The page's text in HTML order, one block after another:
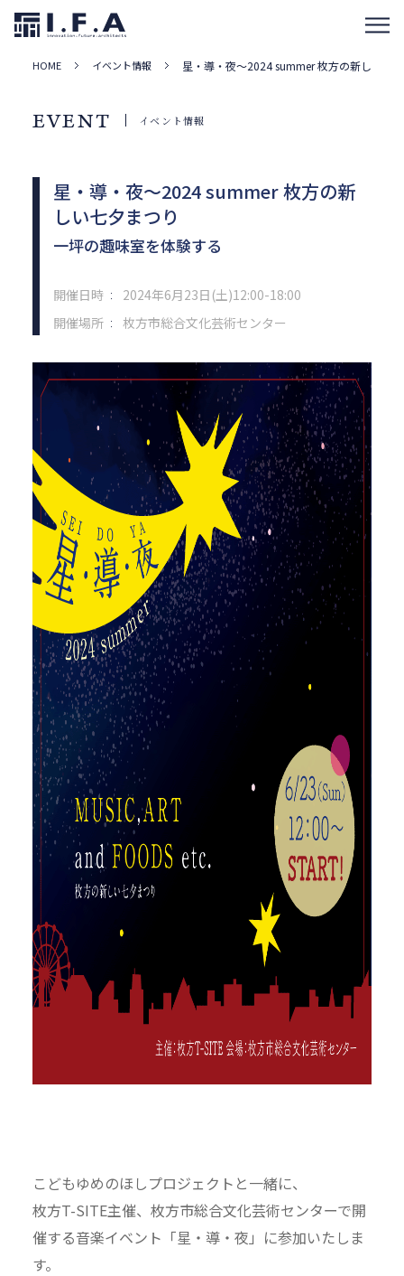
HOME イベント情報 星・導・夜～2024 summer 枚方の新しい七
EVENT イベント情報
星・導・夜～2024 summer 枚方の新
しい七夕まつり
一坪の趣味室を体験する
開催日時 ：
2024年6月23日(土)12:00-18:00
開催場所 ： 枚方市総合文化芸術センター
こどもゆめのほしプロジェクトと一緒に、
枚方T-SITE主催、枚方市総合文化芸術センターで開
催する音楽イベント「星・導・夜」に参加いたしま
す。